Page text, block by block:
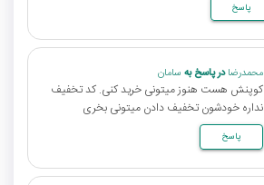
پاسخ
محمدرضادر پاسخ بهسامان
کوپنش هست هنوز میتونی خرید کنی. کد تخفیف
نداره خودشون تخفیف دادن میتونی بخری
پاسخ